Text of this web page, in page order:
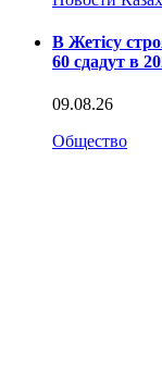
В Жетісу
60 сдадут в
09.08.26
Общество